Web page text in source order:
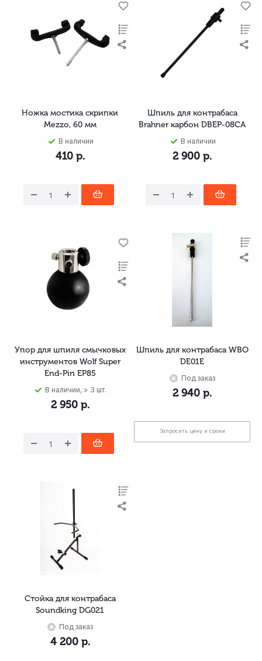
Ножка мостика скрипки
Mezzo, 60 мм
В наличии
410р.
Шпиль для контрабаса
Brahner карбон DBEP-08CA
В наличии
2 900 р.
Упор для шпиля смычковых
инструментов Wolf Super
End-Pin EP85
В наличии, > 3 шт.
2 950р.
Шпиль для контрабаса WBO
DE01E
Под заказ
2 940 р.
Запросить цену и сроки
Стойка для контрабаса
Soundking DG021
Под заказ
4 200р.